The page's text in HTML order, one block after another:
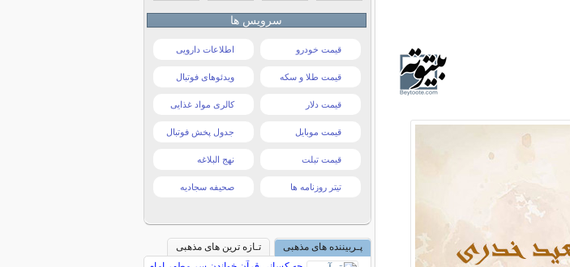
سرویس ها
قیمت خودرو اطلاعات دارویی
قیمت طلا و سکه ویدئوهای فوتبال
قیمت دلار کالری مواد غذایی
قیمت موبایل جدول پخش فوتبال
قیمت تبلت نهج البلاغه
تیتر روزنامه ها صحیفه سجادیه
پـربیننده های مذهبی
تـازه ترین های مذهبی